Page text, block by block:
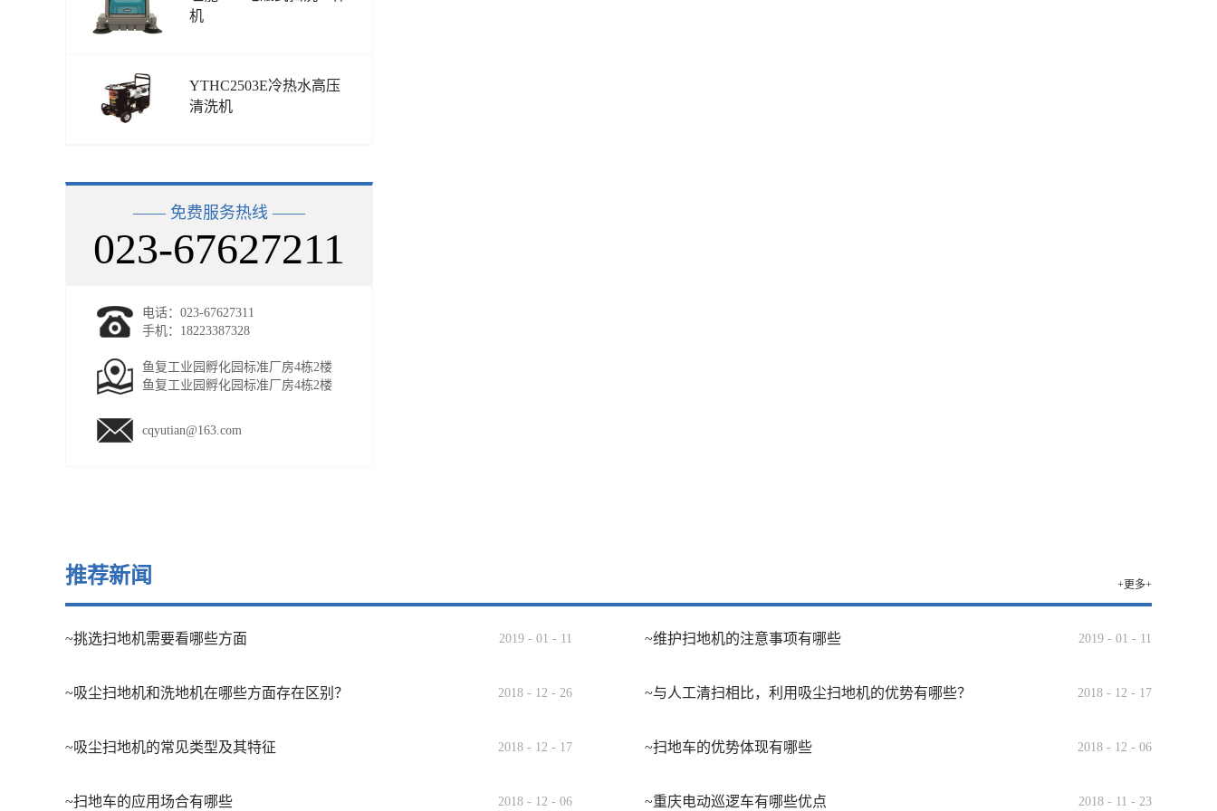
机
YTHC2503E冷热水高压
清洗机
—— 免费服务热线 ——
023-67627211
电话：023-67627311
手机：18223387328
鱼复工业园孵化园标准厂房4栋2楼
鱼复工业园孵化园标准厂房4栋2楼
cqyutian@163.com
推荐新闻 +更多+
~挑选扫地机需要看哪些方面 2019 - 01 - 11 ~维护扫地机的注意事项有哪些 2019 - 01 - 11
~吸尘扫地机和洗地机在哪些方面存在区别？ 2018 - 12 - 26 ~与人工清扫相比，利用吸尘扫地机的优势有哪些？ 2018 - 12 - 17
~吸尘扫地机的常见类型及其特征 2018 - 12 - 17 ~扫地车的优势体现有哪些 2018 - 12 - 06
~扫地车的应用场合有哪些 2018 - 12 - 06 ~重庆电动巡逻车有哪些优点 2018 - 11 - 23